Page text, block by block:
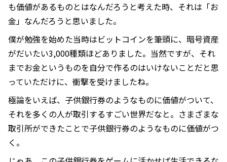
も価値があるものとはなんだろうと考えた時、それは「お
金」なんだろうと思いました。
僕が勉強を始めた当時はビットコインを筆頭に、暗号資産
がだいたい3,000種類ほどありました。当然ですが、それ
までお金というものを自分で作るのはいけないことだと思
っていただけに、衝撃を受けましたね。
極論をいえば、子供銀行券のようなものに価値がついて、
それを多くの人が取引するすごい世界だなと。さまざまな
取引所ができたことで子供銀行券のようなものに価値がつ
く。